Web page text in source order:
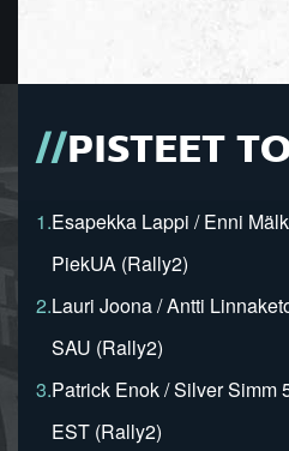
PISTEET
1.Esapekka Lappi / Enni
PiekUA (Rally2)
2.Lauri Joona / Antti
SAU (Rally2)
3.Patrick Enok / Silver Simm
EST (Rally2)